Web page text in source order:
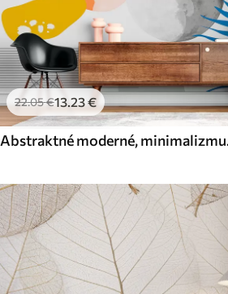
22.05€13.23€
Abstraktné